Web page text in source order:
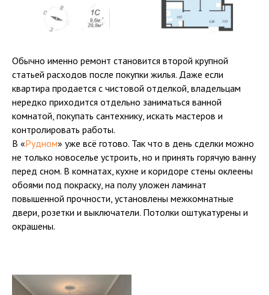
Обычно именно ремонт становится второй крупной
статьей расходов после покупки жилья. Даже если
квартира продается с чистовой отделкой, владельцам
нередко приходится отдельно заниматься ванной
комнатой, покупать сантехнику, искать мастеров и
контролировать работы.
В «Рудном» уже всё готово. Так что в день сделки можно
не только новоселье устроить, но и принять горячую ванну
перед сном. В комнатах, кухне и коридоре стены оклеены
обоями под покраску, на полу уложен ламинат
повышенной прочности, установлены межкомнатные
двери, розетки и выключатели. Потолки оштукатурены и
окрашены.